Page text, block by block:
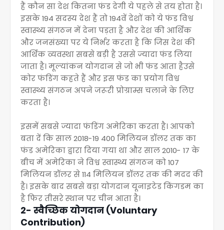
हैं कौन सा देश कितना फंड देगी ये पहले से तय होता है।
इसके 194 सदस्य देश हैं तो 194वें देशों को ये फंड विश्व
स्वास्थ्य संगठन में देना पड़ता है और देश की आर्थिक
और जनसंख्या पर ये निर्भर करता है कि जिस देश की
आर्थिक व्यवस्था सबसे बड़ी है उससे ज्यादा फंड लिया
जाता है। मूल्यांकन योगदान से जो भी फंड आता हैउसे
कोर फंडिंग कहते हैं और इस फंड का प्रयोग विश्व
स्वास्थ्य संगठन अपने जरूरी प्रोग्राम्स चलाने के लिए
करता है।
इसमें सबसे ज्यादा फंडिंग अमेरिका करता है। आपको
बता दें कि साल 2018-19 400 मिलियन डॉलर तक का
फंड अमेरिका द्वारा दिया गया था और साल 2010- 17 के
बीच में अमेरिका ने विश्व स्वास्थ्य संगठन को 107
मिलियन डॉलर से 114 मिलियन डॉलर तक की मदद की
है। इसके बाद सबसे बड़ा योगदान यूनाइटेड किंगडम का
है फिर तीसरे स्थान पर चीन आता है।
2- स्वैच्छिक योगदान (Voluntary
Contribution)